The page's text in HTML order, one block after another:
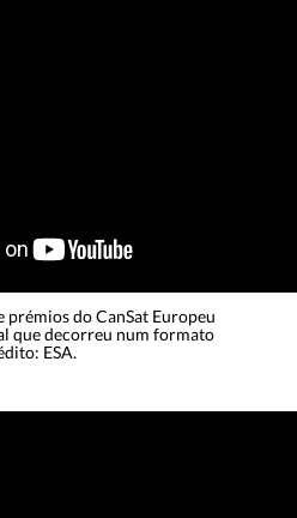
do CanSat Europeu
que decorreu num formato
ESA.